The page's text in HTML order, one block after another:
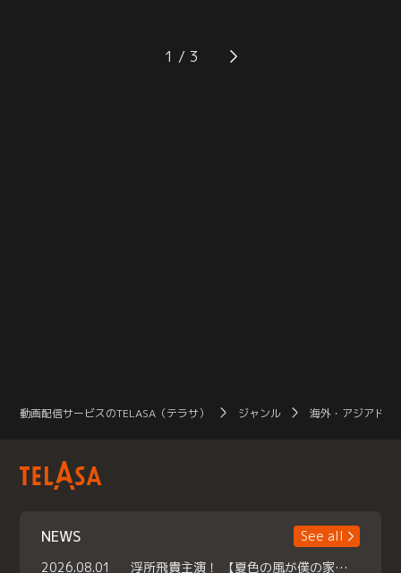
響で建物の基礎が傷んでいたにもか
かわらず、資金を工面できずに放置
リステンは彼女に敵意をむき出しに
し、ベイリーたちの目の前でいきな
1
動画配信サービスのTELASA（テラサ） ジャンル 海外・アジアドラ
NEWS
See all
2026.08.01
浮所飛貴主演！ 【夏色の風が僕の家にやってきた】 本日よりテラサで独占配信スタート！